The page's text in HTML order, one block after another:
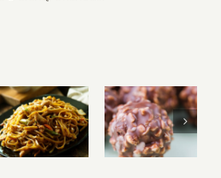
Treneris
dalijasi
makaronų
receptu:
valgykite
nesibaimindami
Sveikuoliški
saldainiai!